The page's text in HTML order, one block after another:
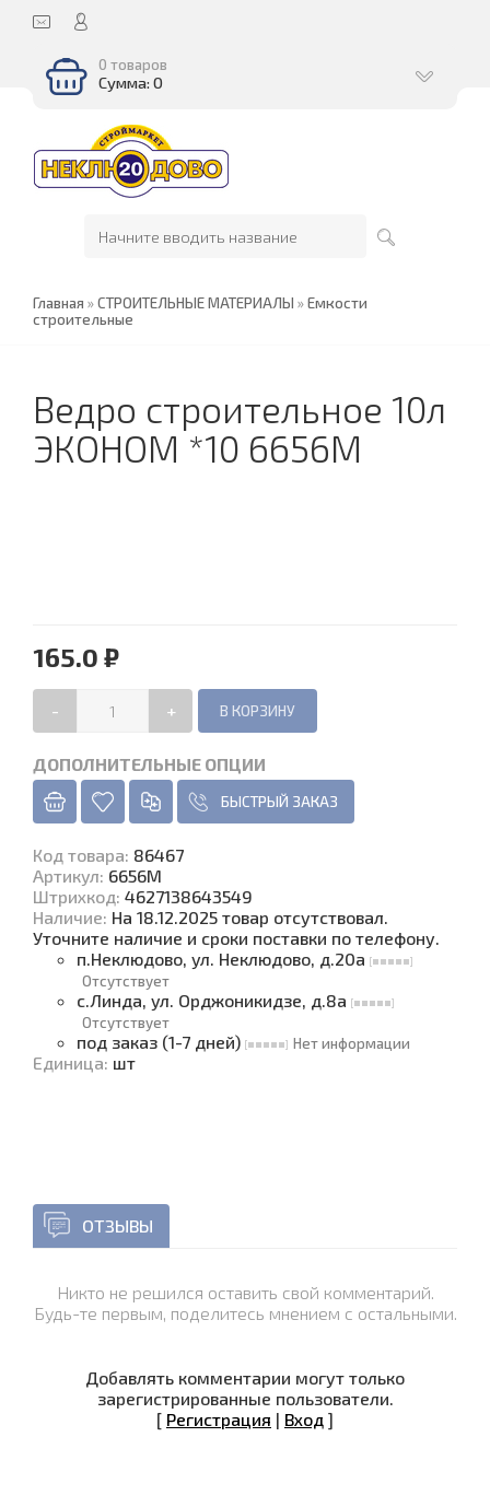
0 товаров
Сумма: 0
Главная »СТРОИТЕЛЬНЫЕ МАТЕРИАЛЫ »Емкости
строительные
Ведро строительное 10л
ЭКОНОМ *10 6656М
165.0 ₽
- +
ДОПОЛНИТЕЛЬНЫЕ ОПЦИИ
БЫСТРЫЙ ЗАКАЗ
Код товара: 86467
Артикул: 6656М
Штрихкод: 4627138643549
Наличие: На 18.12.2025 товар отсутствовал.
Уточните наличие и сроки поставки по телефону.
п.Неклюдово, ул. Неклюдово, д.20а
Отсутствует
с.Линда, ул. Орджоникидзе, д.8а
Отсутствует
под заказ (1-7 дней) Нет информации
Единица: шт
ОТЗЫВЫ
Никто не решился оставить свой комментарий.
Будь-те первым, поделитесь мнением с остальными.
Добавлять комментарии могут только
зарегистрированные пользователи.
[ Регистрация | Вход ]